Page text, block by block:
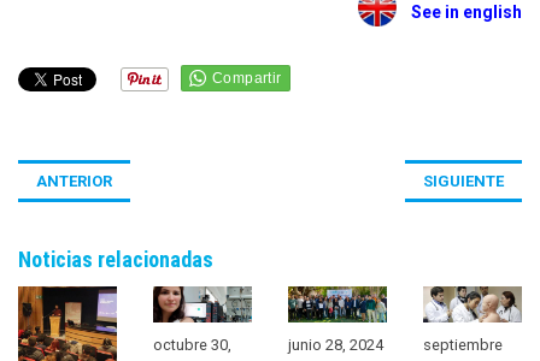
See in english
ANTERIOR SIGUIENTE
Noticias relacionadas
octubre 30,
junio 28, 2024
septiembre